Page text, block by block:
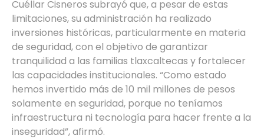
Cuéllar Cisneros subrayó que, a pesar de estas
limitaciones, su administración ha realizado
inversiones históricas, particularmente en materia
de seguridad, con el objetivo de garantizar
tranquilidad a las familias tlaxcaltecas y fortalecer
las capacidades institucionales. “Como estado
hemos invertido más de 10 mil millones de pesos
solamente en seguridad, porque no teníamos
infraestructura ni tecnología para hacer frente a la
inseguridad”, afirmó.